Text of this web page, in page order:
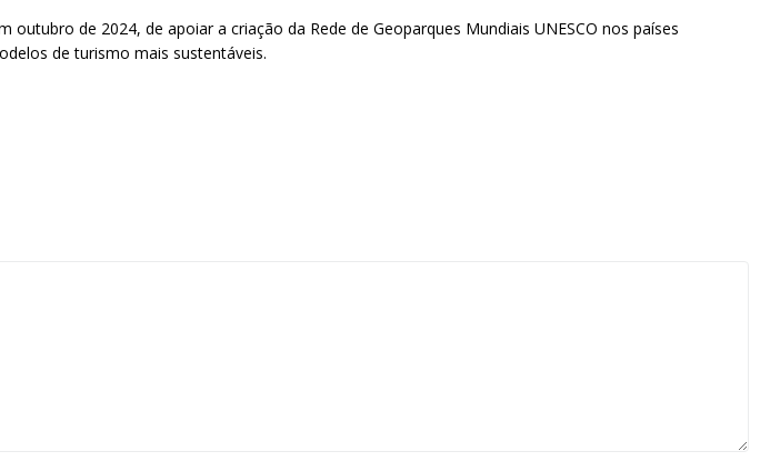
de 2024, de apoiar a criação da Rede de Geoparques Mundiais UNESCO nos países
de turismo mais sustentáveis.